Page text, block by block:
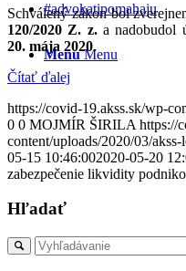
#advokatipomahaju
Menu Menu
Schválený zákon bol
120/2020 Z. z.a nadobudol
20. mája 2020.
Čítať ďalej
https://covid-19.akss.sk/wp-
0 0 MOJMÍR ŠIRILA https://
content/uploads/2020/03/
05-15 10:46:002020-05-20
zabezpečenie likvidity
Hľadať